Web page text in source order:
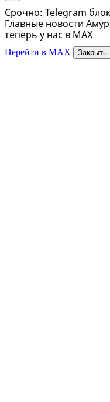
Срочно: Telegram
Главные новости
теперь у нас в MAX
Перейти в MAX Закрыть